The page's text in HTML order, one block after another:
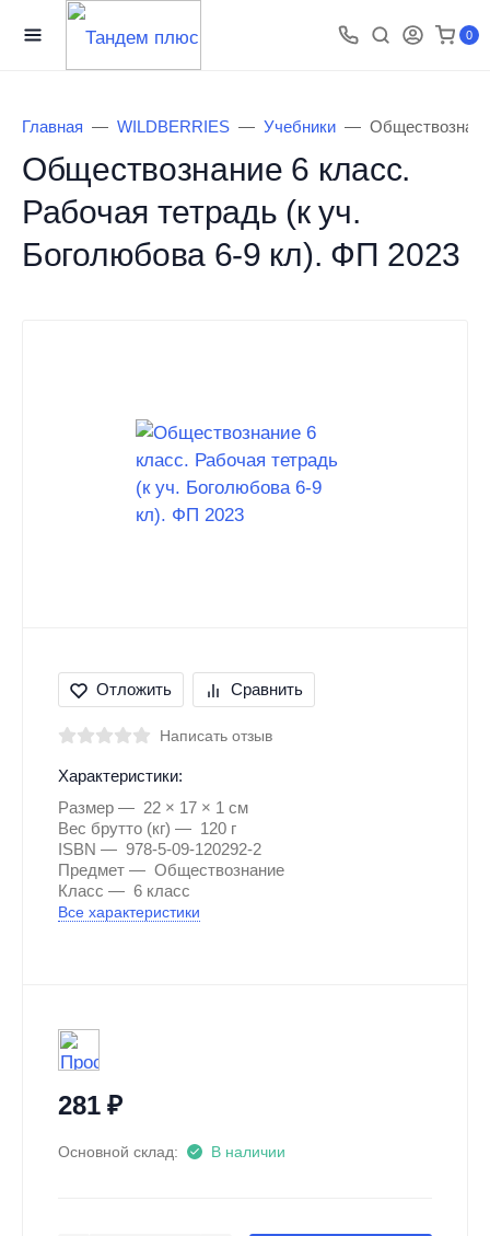
0
Главная WILDBERRIES Учебники
Обществознание 6 класс.
Рабочая тетрадь (к уч.
Боголюбова 6-9 кл). ФП 2023
Отложить Сравнить
Написать отзыв
Характеристики:
Размер
22 × 17 × 1 см
Вес брутто (кг)
120 г
ISBN
978-5-09-120292-2
Предмет
Обществознание
Класс
6 класс
Все характеристики
281₽
Основной склад: В наличии